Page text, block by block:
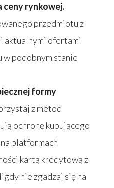
ceny rynkowej.
przedmiotu z
aktualnymi ofertami
w podobnym stanie
formy
z metod
ochronę kupującego
platformach
kartą kredytową z
nie zgadzaj się na